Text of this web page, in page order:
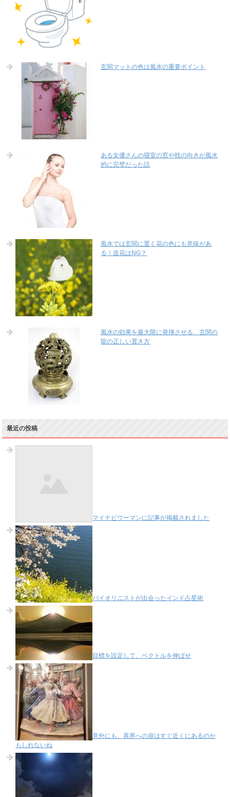
玄関マットの色は風水の重要ポイント
ある女優さんの寝室の窓や枕の向きが風水
的に完璧だった話
風水では玄関に置く花の色にも意味があ
る！造花はNG？
風水の効果を最大限に発揮させる、玄関の
龍の正しい置き方
最近の投稿
マイナビウーマンに記事が掲載されました
バイオリニストが出会ったインド占星術
目標を設定して、ベクトルを伸ばせ
意外にも、異界への扉はすぐ近くにあるのか
もしれないね